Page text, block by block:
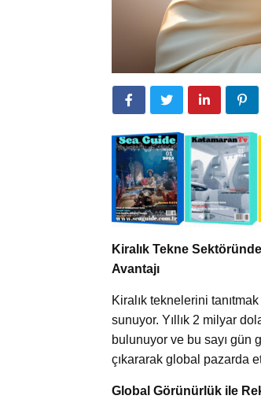
Kiralık Tekne
Avantajı
Kiralık teknelerini
sunuyor. Yıllık 2 milyar
bulunuyor ve bu sayı gün
çıkararak global pazarda
Global Görünürlük ile